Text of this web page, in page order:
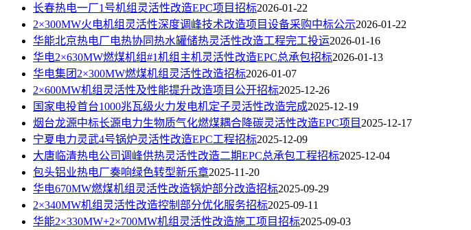
长春热电一厂1号机组灵活性改造EPC项目招标2026-01-22
2×300MW火电机组灵活性深度调峰技术改造项目设备采购中标公示2026-01-22
华能北京热电厂电热协同热水罐储热灵活性改造工程完工投运2026-01-16
华电2×630MW燃煤机组#1机组主机灵活性改造EPC总承包招标2026-01-13
华电集团2×300MW燃煤机组灵活性改造招标2026-01-07
2×600MW机组灵活性及性能提升改造项目公开招标2025-12-26
国家电投首台1000兆瓦级火力发电机定子灵活性改造完成2025-12-19
烟台龙源中标长源电力生物质气化燃煤耦合降碳灵活性改造EPC项目 2025-12-17
宁夏电力灵武4号锅炉灵活性改造EPC工程招标2025-12-09
大唐临清热电公司调峰供热灵活性改造二期EPC总承包工程招标2025-12-04
包头铝业热电厂奏响绿色转型新乐章2025-11-20
华电670MW燃煤机组灵活性改造锅炉部分改造招标2025-09-29
2×340MW机组灵活性改造控制部分优化服务招标2025-09-11
华能2×330MW+2×700MW机组灵活性改造施工项目招标2025-09-03